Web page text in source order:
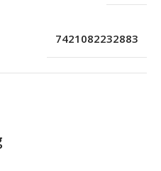
7421082232883